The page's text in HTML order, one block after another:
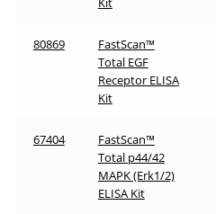
80869
FastScan™
Total EGF
Receptor ELISA
Kit
67404
FastScan™
Total p44/42
MAPK (Erk1/2)
ELISA Kit